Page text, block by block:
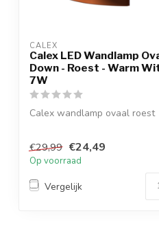
CALEX
Calex LED Wandlamp
Down - Roest - Warm
7W
Calex wandlamp ovaal roest
€29,99 €24,49
Op voorraad
Vergelijk